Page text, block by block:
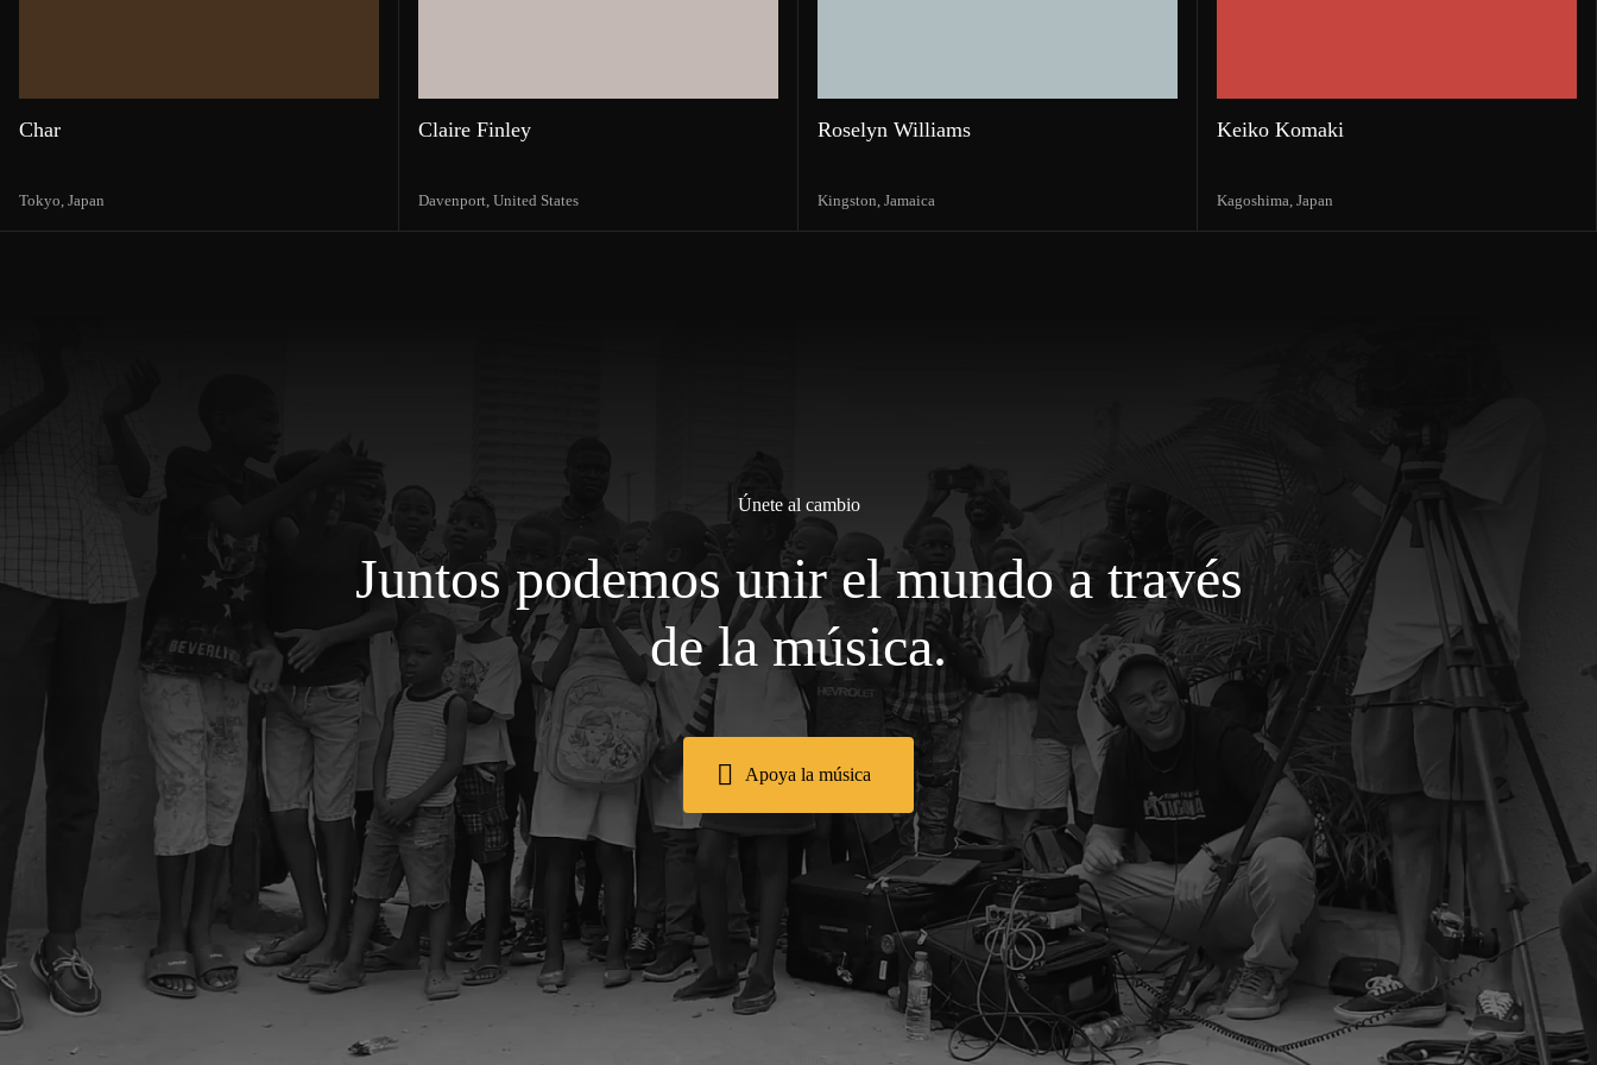
Char
Tokyo, Japan
Claire Finley
Davenport, United States
Roselyn Williams
Kingston, Jamaica
Keiko Komaki
Kagoshima, Japan
Únete al cambio
Juntos podemos unir el mundo a través
de la música.
Apoya la música